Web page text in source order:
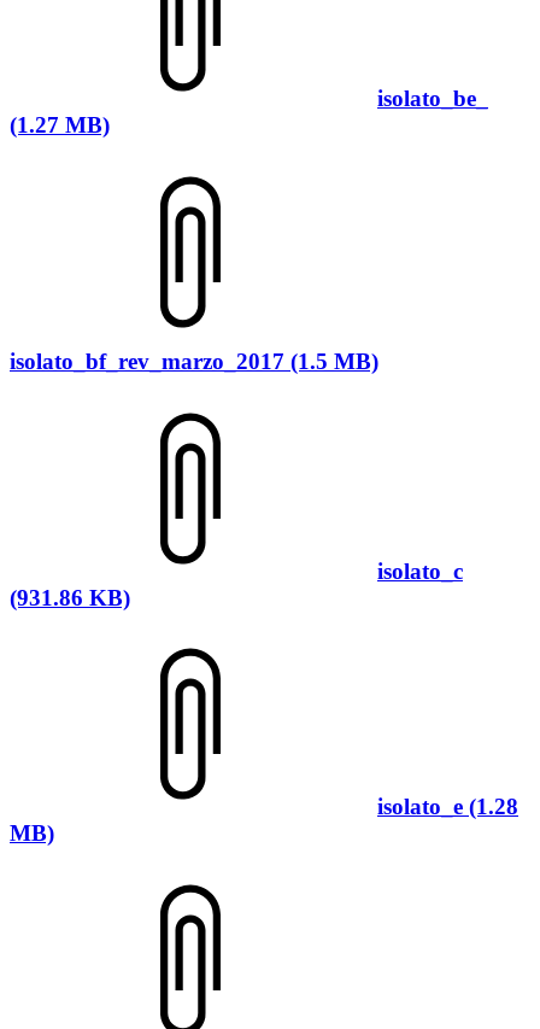
isolato_be_
(1.27 MB)
isolato_bf_rev_marzo_2017 (1.5 MB)
isolato_c
(931.86 KB)
isolato_e (1.28
MB)